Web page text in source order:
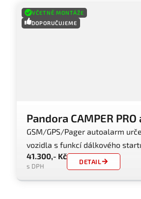
VČETNĚ MONTÁŽE
DOPORUČUJEME
Pandora CAMPER
GSM/GPS/Pager autoalarm
vozidla s funkcí dálkového
41.300,- Kč
s DPH
DETAIL